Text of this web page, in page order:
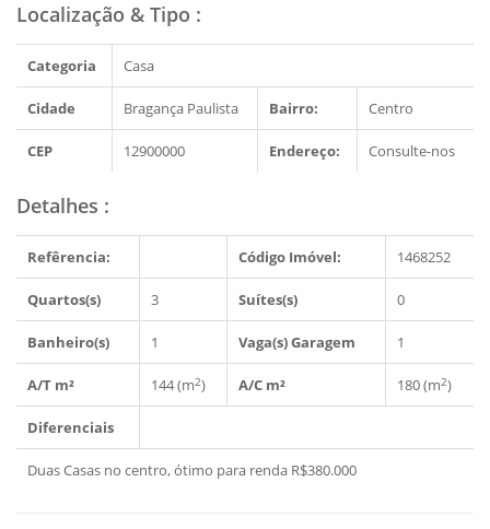
Localização & Tipo :
Categoria Casa
Cidade Bragança Paulista Bairro: Centro
CEP 12900000 Endereço: Consulte-nos
Detalhes :
Refêrencia: Código Imóvel: 1468252
Quartos(s) 3 Suítes(s) 0
Banheiro(s) 1 Vaga(s) Garagem 1
A/T m² 144 (m2) A/C m² 180 (m2)
Diferenciais
Duas Casas no centro, ótimo para renda R$380.000